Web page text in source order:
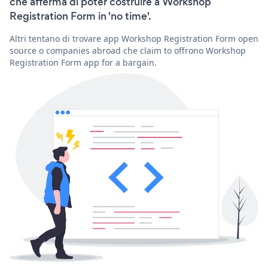
Registration Form in 'no time'.
Altri tentano di trovare app Workshop Registration Form open
source o companies abroad che claim to offrono Workshop
Registration Form app for a bargain.